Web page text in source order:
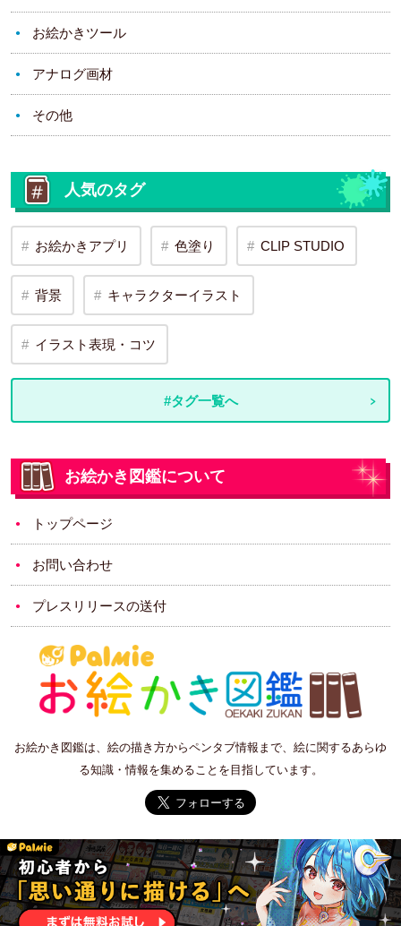
お絵かきツール
アナログ画材
その他
人気のタグ
お絵かきアプリ 色塗り CLIP STUDIO
背景 キャラクターイラスト
イラスト表現・コツ
#タグ一覧へ
お絵かき図鑑について
トップページ
お問い合わせ
プレスリリースの送付
お絵かき図鑑は、絵の描き方からペンタブ情報まで、絵に関するあらゆ
る知識・情報を集めることを目指しています。